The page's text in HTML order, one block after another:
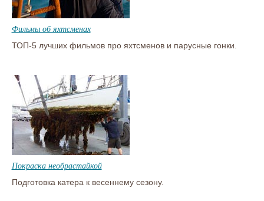
Фильмы об яхтсменах
ТОП-5 лучших фильмов про яхтсменов и парусные гонки.
Покраска необрастайкой
Подготовка катера к весеннему сезону.